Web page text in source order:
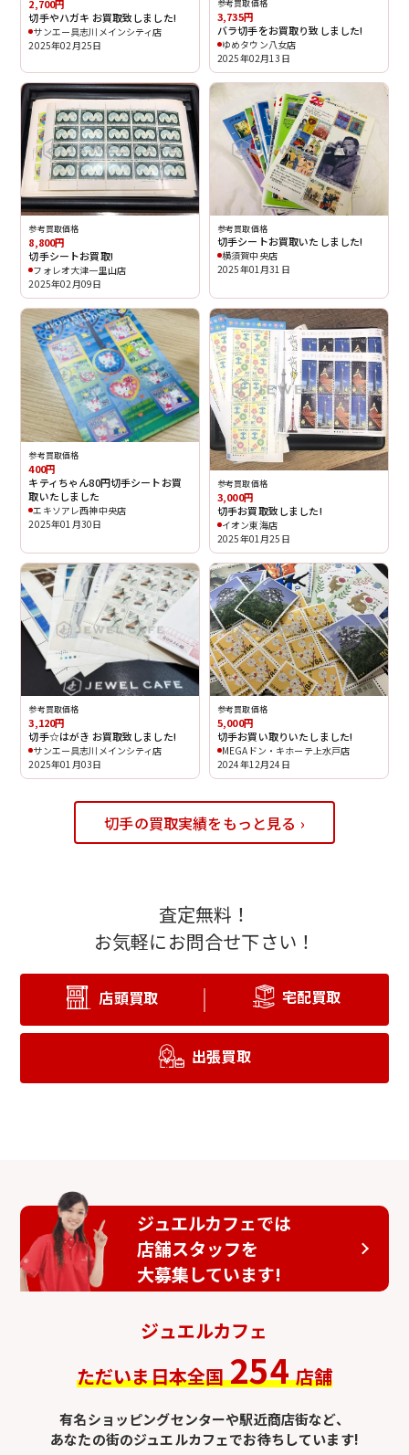
2,700円
切手やハガキ お買取致しました!
サンエー具志川メインシティ店
2025年02月25日
参考買取価格
3,735円
バラ切手をお買取り致しました!
ゆめタウン八女店
2025年02月13日
参考買取価格
8,800円
切手シートお買取!
フォレオ大津一里山店
2025年02月09日
参考買取価格
切手シートお買取いたしました!
横須賀中央店
2025年01月31日
参考買取価格
400円
キティちゃん80円切手シートお買
取いたしました
エキソアレ西神中央店
2025年01月30日
参考買取価格
3,000円
切手お買取致しました!
イオン東海店
2025年01月25日
参考買取価格
3,120円
切手☆はがき お買取致しました!
サンエー具志川メインシティ店
2025年01月03日
参考買取価格
5,000円
切手お買い取りいたしました!
MEGAドン・キホーテ上水戸店
2024年12月24日
切手の買取実績をもっと見る ›
査定無料！
お気軽にお問合せ下さい！
店頭買取 宅配買取
出張買取
ジュエルカフェでは
店舗スタッフを
大募集しています!
ジュエルカフェ
ただいま日本全国 254 店舗
有名ショッピングセンターや駅近商店街など、
あなたの街のジュエルカフェでお待ちしています!